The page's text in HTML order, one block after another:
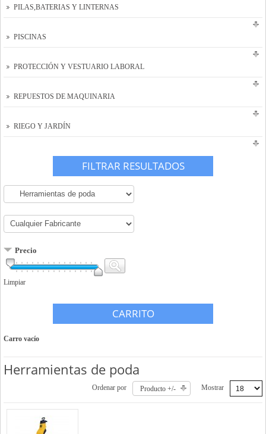
PILAS,BATERIAS Y LINTERNAS
PISCINAS
PROTECCIÓN Y VESTUARIO LABORAL
REPUESTOS DE MAQUINARIA
RIEGO Y JARDÍN
FILTRAR RESULTADOS
Precio
Limpiar
CARRITO
Carro vacío
Herramientas de poda
Ordenar por Producto +/- Mostrar